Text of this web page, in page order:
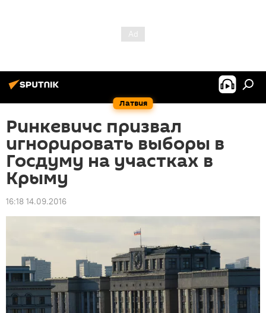
Латвия
Ринкевичс призвал
игнорировать выборы в
Госдуму на участках в
Крыму
16:18 14.09.2016